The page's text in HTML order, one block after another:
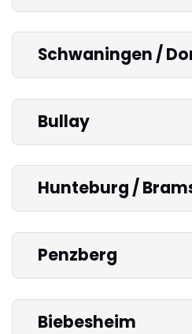
Schwaningen /
Bullay
Hunteburg /
Penzberg
Biebesheim